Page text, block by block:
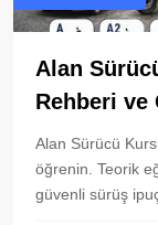
Alan
Rehberi
Alan Sürücü
öğrenin. Teorik
güvenli sürüş